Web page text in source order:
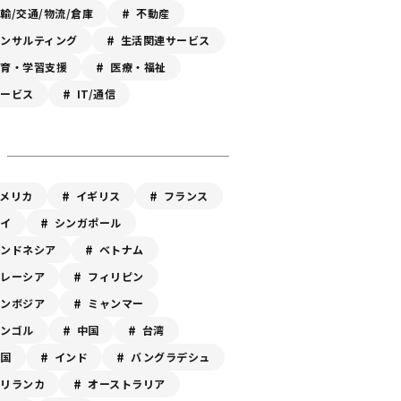
/交通/物流/倉庫
不動産
サルティング
生活関連サービス
・学習支援
医療・福祉
ビス
IT/通信
リカ イギリス
フランス
シンガポール
ドネシア
ベトナム
ーシア
フィリピン
ボジア
ミャンマー
ゴル
中国
台湾
インド
バングラデシュ
ランカ
オーストラリア